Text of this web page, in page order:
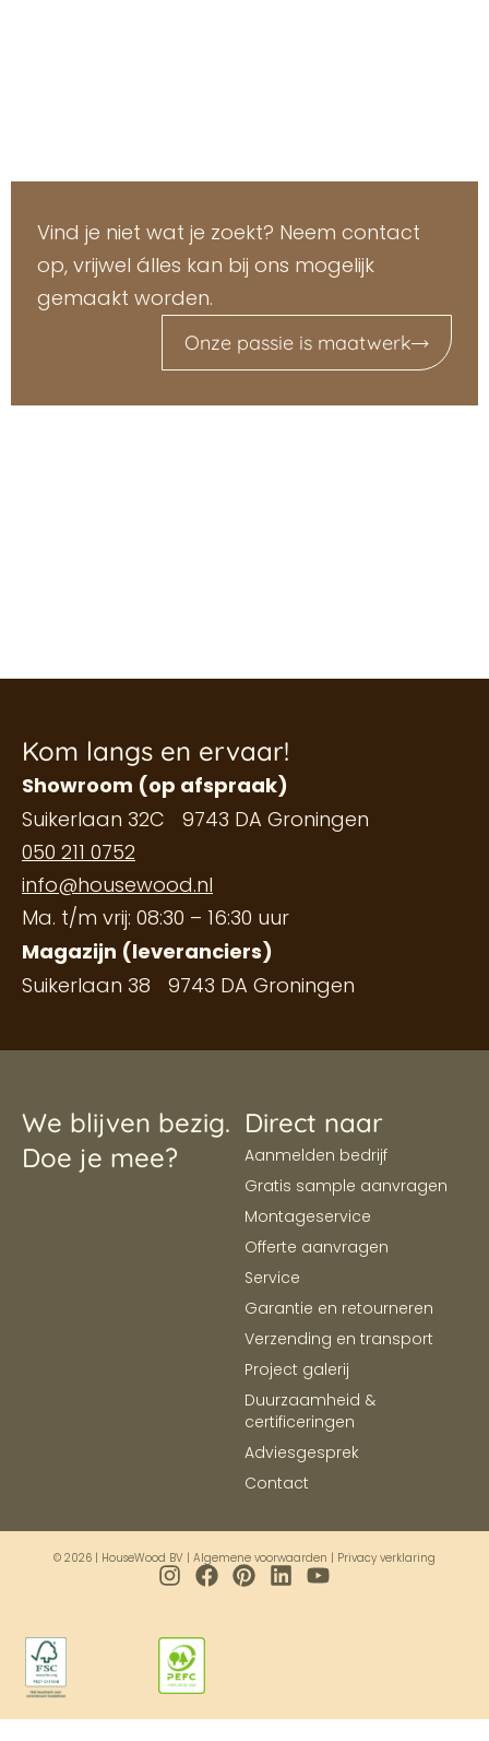
Vind je niet wat je zoekt? Neem contact
op, vrijwel álles kan bij ons mogelijk
gemaakt worden.
Onze passie is maatwerk
Kom langs en ervaar!
Showroom (op afspraak)
Suikerlaan 32C 9743 DA Groningen
050 211 0752
info@housewood.nl
Ma. t/m vrij: 08:30 – 16:30 uur
Magazijn (leveranciers)
Suikerlaan 38 9743 DA Groningen
We blijven bezig.
Doe je mee?
Direct naar
Aanmelden bedrijf
Gratis sample aanvragen
Montageservice
Offerte aanvragen
Service
Garantie en retourneren
Verzending en transport
Project galerij
Duurzaamheid &
certificeringen
Adviesgesprek
Contact
© 2026 | HouseWood BV | Algemene voorwaarden | Privacy verklaring